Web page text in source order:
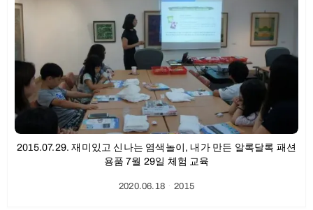
2015.07.29. 재미있고 신나는 염색놀이, 내가 만든 알록달록 패션
용품 7월 29일 체험 교육
2020.06.18ㆍ2015